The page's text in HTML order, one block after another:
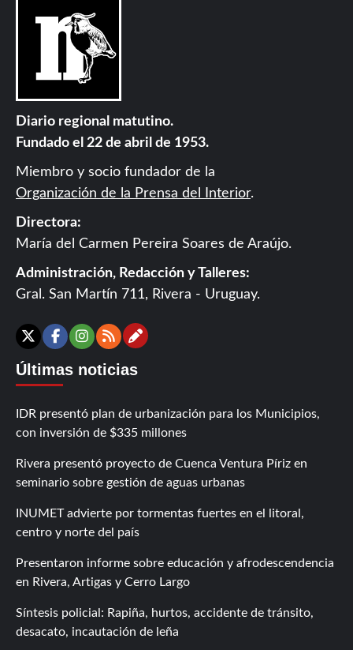
Diario regional matutino.
Fundado el 22 de abril de 1953.
Miembro y socio fundador de la
Organización de la Prensa del Interior.
Directora:
María del Carmen Pereira Soares de Araújo.
Administración, Redacción y Talleres:
Gral. San Martín 711, Rivera - Uruguay.
X Facebook
Instagram
RSSContáctanos
Últimas noticias
IDR presentó plan de urbanización para los Municipios,
con inversión de $335 millones
Rivera presentó proyecto de Cuenca Ventura Píriz en
seminario sobre gestión de aguas urbanas
INUMET advierte por tormentas fuertes en el litoral,
centro y norte del país
Presentaron informe sobre educación y afrodescendencia
en Rivera, Artigas y Cerro Largo
Síntesis policial: Rapiña, hurtos, accidente de tránsito,
desacato, incautación de leña